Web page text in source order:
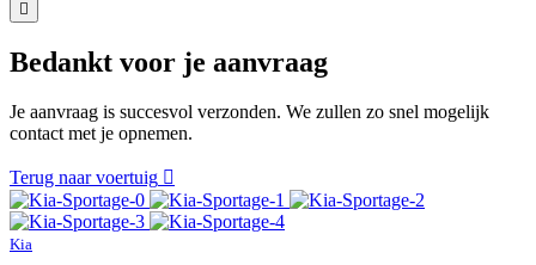
Bedankt voor je aanvraag
Je aanvraag is succesvol verzonden. We zullen zo snel mogelijk
contact met je opnemen.
Terug naar voertuig
Kia